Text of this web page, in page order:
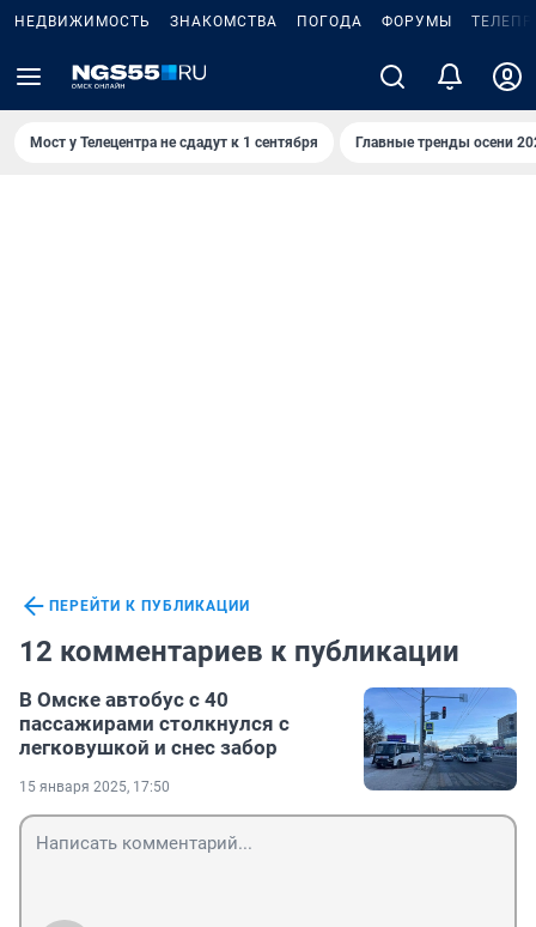
НЕДВИЖИМОСТЬ ЗНАКОМСТВА ПОГОДА ФОРУМЫ
Мост у Телецентра не сдадут к 1 сентября Главные тренды осени
ПЕРЕЙТИ К ПУБЛИКАЦИИ
12 комментариев к публикации
В Омске автобус с 40
пассажирами столкнулся с
легковушкой и снес забор
15 января 2025, 17:50